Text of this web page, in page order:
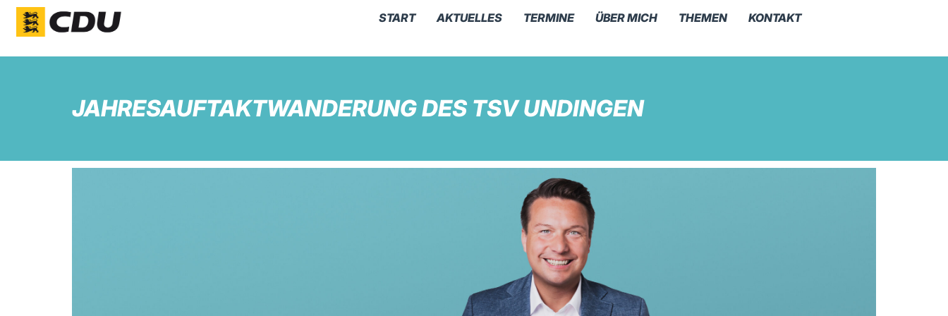
START AKTUELLES TERMINE ÜBER MICH THEMEN KONTAKT
JAHRESAUFTAKTWANDERUNG DES TSV UNDINGEN